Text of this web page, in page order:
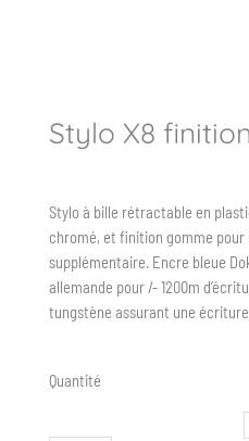
Stylo X8
Stylo à bille rétractable en
chromé, et finition gomme pour
supplémentaire. Encre bleue
allemande pour /- 1200m
tungstène assurant une
Quantité